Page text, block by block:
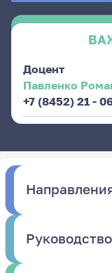
Доцент
Павленко
+7 (8452) 21 -